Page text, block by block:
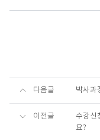
다음글 박사과
이전글
수강신
요?